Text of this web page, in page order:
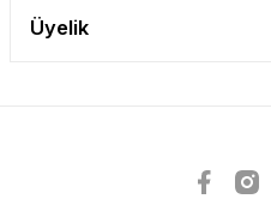
Üyelik